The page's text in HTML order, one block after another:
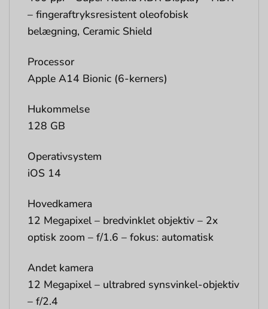
– fingeraftryksresistent oleofobisk
belægning, Ceramic Shield
Processor
Apple A14 Bionic (6-kerners)
Hukommelse
128 GB
Operativsystem
iOS 14
Hovedkamera
12 Megapixel – bredvinklet objektiv – 2x
optisk zoom – f/1.6 – fokus: automatisk
Andet kamera
12 Megapixel – ultrabred synsvinkel-objektiv
– f/2.4